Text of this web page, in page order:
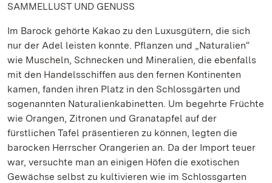
SAMMELLUST UND GENUSS
Im Barock gehörte Kakao zu den Luxusgütern, die sich
nur der Adel leisten konnte. Pflanzen und „Naturalien“
wie Muscheln, Schnecken und Mineralien, die ebenfalls
mit den Handelsschiffen aus den fernen Kontinenten
kamen, fanden ihren Platz in den Schlossgärten und
sogenannten Naturalienkabinetten. Um begehrte Früchte
wie Orangen, Zitronen und Granatapfel auf der
fürstlichen Tafel präsentieren zu können, legten die
barocken Herrscher Orangerien an. Da der Import teuer
war, versuchte man an einigen Höfen die exotischen
Gewächse selbst zu kultivieren wie im Schlossgarten